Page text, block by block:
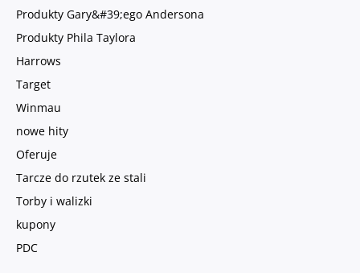
Produkty Gary&#39;ego Andersona
Produkty Phila Taylora
Harrows
Target
Winmau
nowe hity
Oferuje
Tarcze do rzutek ze stali
Torby i walizki
kupony
PDC